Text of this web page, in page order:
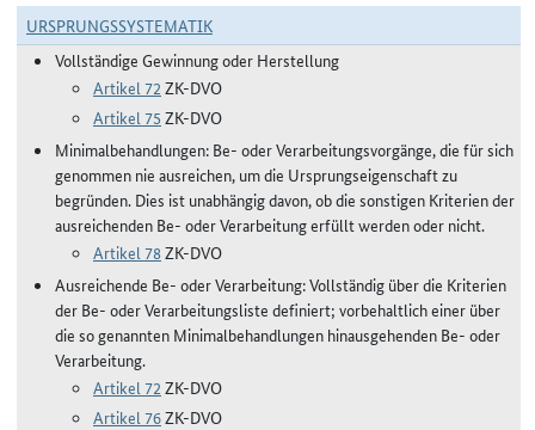
URSPRUNGSSYSTEMATIK
Vollständige Gewinnung oder Herstellung
Artikel 72 ZK-DVO
Artikel 75 ZK-DVO
Minimalbehandlungen: Be- oder Verarbeitungsvorgänge, die für sich
genommen nie ausreichen, um die Ursprungseigenschaft zu
begründen. Dies ist unabhängig davon, ob die sonstigen Kriterien der
ausreichenden Be- oder Verarbeitung erfüllt werden oder nicht.
Artikel 78ZK-DVO
Ausreichende Be- oder Verarbeitung: Vollständig über die Kriterien
der Be- oder Verarbeitungsliste definiert; vorbehaltlich einer über
die so genannten Minimalbehandlungen hinausgehenden Be- oder
Verarbeitung.
Artikel 72 ZK-DVO
Artikel 76ZK-DVO